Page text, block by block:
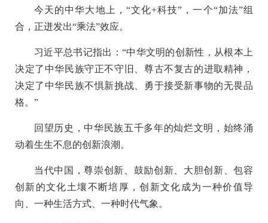
今天的中华大地上，“文化+科技”，一个“加法”组
合，正迸发出“乘法”效应。
习近平总书记指出：“中华文明的创新性，从根本上
决定了中华民族守正不守旧、尊古不复古的进取精神，
决定了中华民族不惧新挑战、勇于接受新事物的无畏品
格。”
回望历史，中华民族五千多年的灿烂文明，始终涌
动着生生不息的创新浪潮。
当代中国，尊崇创新、鼓励创新、大胆创新、包容
创新的文化土壤不断培厚，创新文化成为一种价值导
向、一种生活方式、一种时代气象。